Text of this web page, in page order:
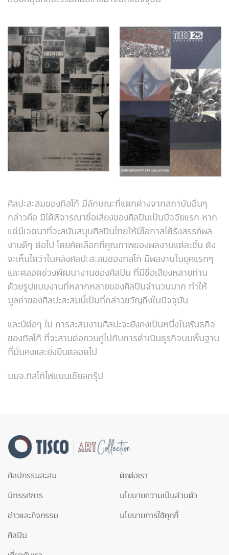
ศิลปะสะสมของทิสโก้ มีลักษณะที่แตกต่างจากสถาบันอื่นๆ
กล่าวคือ มิได้พิจารณาชื่อเสียงของศิลปินเป็นปัจจัยแรก หาก
แต่มีเจตนาที่จะสนับสนุนศิลปินไทยให้มีโอกาสได้รังสรรค์ผล
งานดีๆ ต่อไป โดยคัดเลือกที่คุณภาพของผลงานแต่ละชิ้น ดัง
จะเห็นได้ว่าในคลังศิลปะสะสมของทิสโก้ มีผลงานในยุคแรกๆ
และตลอดช่วงพัฒนางานของศิลปิน ที่มีชื่อเสียงหลายท่าน
ด้วยรูปแบบงานที่หลากหลายของศิลปินจำนวนมาก ทำให้
มูลค่าของศิลปะสะสมนี้เป็นที่กล่าวขวัญถึงในปัจจุบัน
และปีต่อๆ ไป การสะสมงานศิลปะจะยังคงเป็นหนึ่งในพันธกิจ
ของทิสโก้ ที่จะสานต่อควบคู่ไปกับการดำเนินธุรกิจบนพื้นฐาน
ที่มั่นคงและยั่งยืนตลอดไป
บมจ.ทิสโก้ไฟแนนเชียลกรุ๊ป
ศิลปกรรมสะสม
นิทรรศการ
ข่าวและกิจกรรม
ศิลปิน
ติดต่อเรา
นโยบายความเป็นส่วนตัว
นโยบายการใช้คุกกี้